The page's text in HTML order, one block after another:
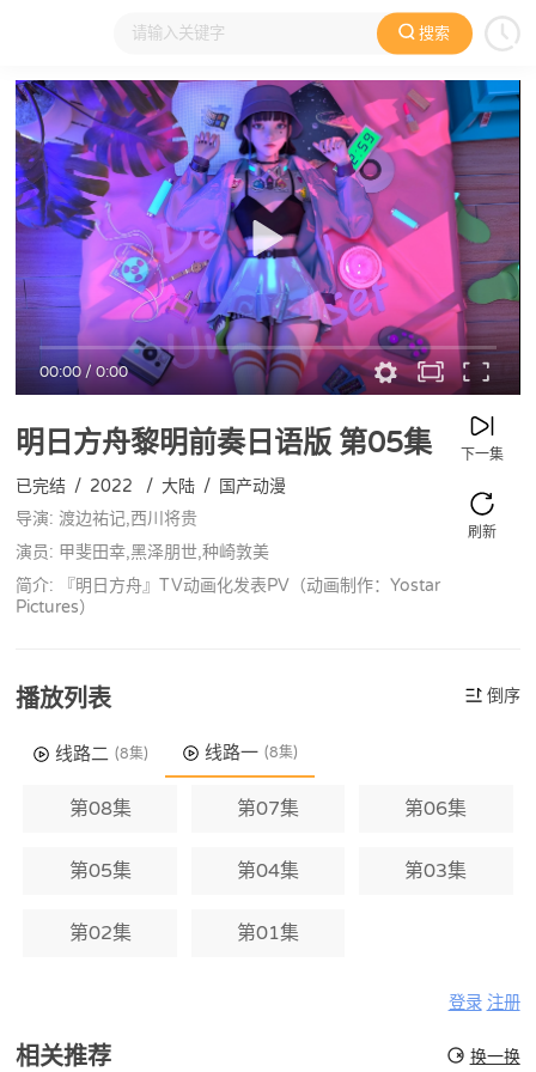
搜索
大家在看 日本动漫 国产动漫 欧美动漫 动漫电影
00:00/0:00
明日方舟黎明前奏日语版第05集 下一集
刷新
已完结 / 2022 / 大陆 / 国产动漫
导演: 渡边祐记,西川将贵
演员: 甲斐田幸,黑泽朋世,种崎敦美
简介: 『明日方舟』TV动画化发表PV（动画制作：Yostar
Pictures）
播放列表 倒序
线路二 (8集) 线路一 (8集)
第08集 第07集 第06集
第05集 第04集 第03集
第02集 第01集
登录 注册
相关推荐 换一换